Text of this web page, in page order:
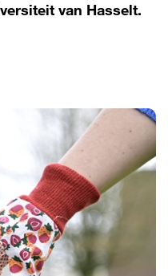
van Hasselt.